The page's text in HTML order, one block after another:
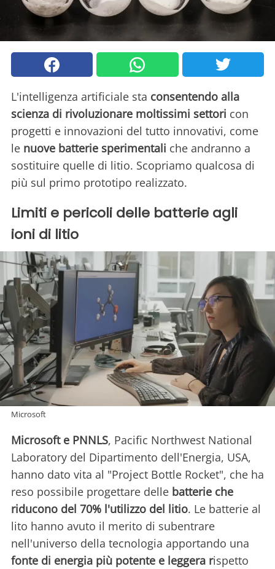
L'intelligenza artificiale sta consentendo alla
scienza di rivoluzionare moltissimi settori con
progetti e innovazioni del tutto innovativi, come
le nuove batterie sperimentali che andranno a
sostituire quelle di litio. Scopriamo qualcosa di
più sul primo prototipo realizzato.
Limiti e pericoli delle batterie agli
ioni di litio
Microsoft
Microsoft e PNNLS, Pacific Northwest National
Laboratory del Dipartimento dell'Energia, USA,
hanno dato vita al "Project Bottle Rocket", che ha
reso possibile progettare delle batterie che
riducono del 70% l'utilizzo del litio. Le batterie al
lito hanno avuto il merito di subentrare
nell'universo della tecnologia apportando una
fonte di energia più potente e leggera rispetto